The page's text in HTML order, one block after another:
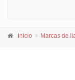
Inicio Marcas de